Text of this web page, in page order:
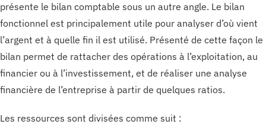
présente le bilan comptable sous un autre angle. Le bilan
fonctionnel est principalement utile pour analyser d’où vient
l’argent et à quelle fin il est utilisé. Présenté de cette façon le
bilan permet de rattacher des opérations à l’exploitation, au
financier ou à l’investissement, et de réaliser une analyse
financière de l’entreprise à partir de quelques ratios.
Les ressources sont divisées comme suit :